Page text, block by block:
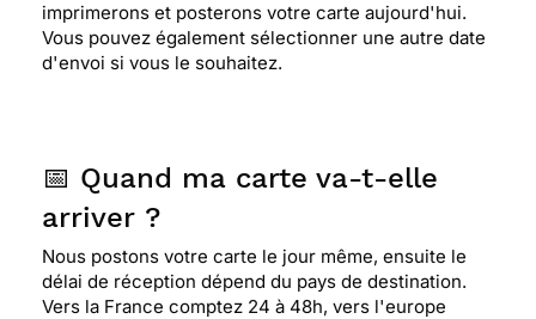
imprimerons et posterons votre carte aujourd'hui.
Vous pouvez également sélectionner une autre date
d'envoi si vous le souhaitez.
📅 Quand ma carte va-t-elle
arriver ?
Nous postons votre carte le jour même, ensuite le
délai de réception dépend du pays de destination.
Vers la France comptez 24 à 48h, vers l'europe